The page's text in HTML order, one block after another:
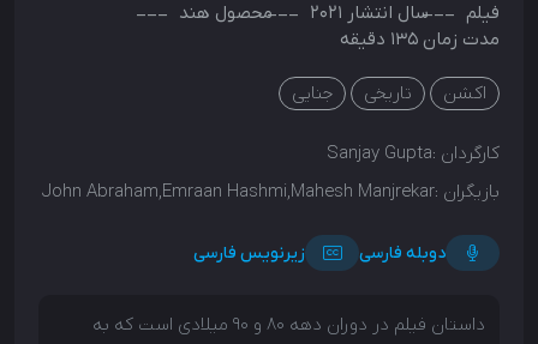
فیلم سال انتشار 2021 محصول هند
مدت زمان 135 دقیقه
اکشن تاریخی جنایی
کارگردان :Sanjay Gupta
بازیگران :John Abraham,Emraan Hashmi,Mahesh Manjrekar
دوبله فارسی زیرنویس فارسی
داستان فیلم در دوران دهه 80 و 90 میلادی است که به